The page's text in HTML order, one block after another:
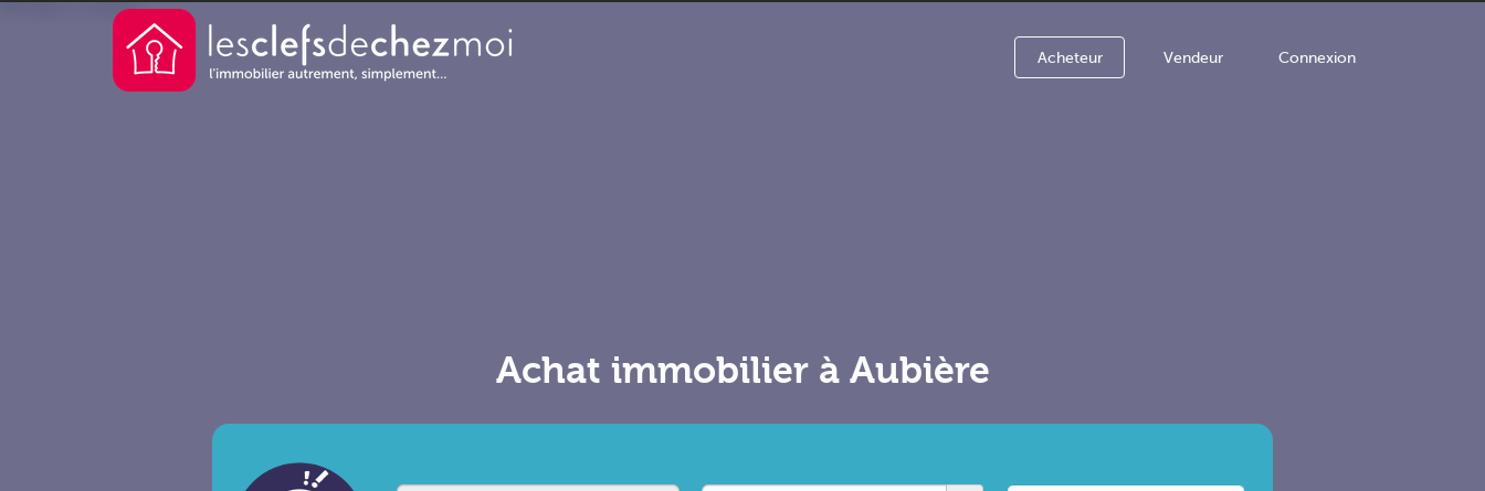
Acheteur Vendeur Connexion
Achat immobilier à Aubière